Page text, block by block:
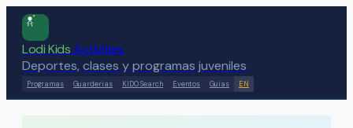
Lodi KidsActivities
Deportes, clases y programas juveniles
Programas Guarderias KIDO Search Eventos Guias EN